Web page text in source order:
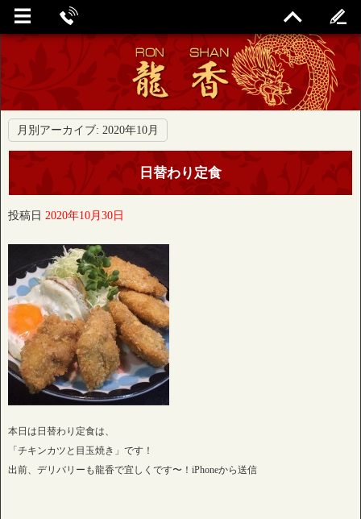
月別アーカイブ: 2020年10月
日替わり定食
投稿日 2020年10月30日
本日は日替わり定食は、
「チキンカツと目玉焼き」です！
出前、デリバリーも龍香で宜しくです〜！iPhoneから送信